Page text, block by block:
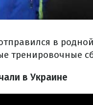
в
тренировочные
в Украине